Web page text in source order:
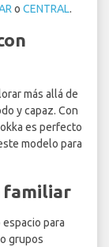
o CENTRAL.
más allá de
y capaz. Con
es perfecto
modelo para
familiar
para
grupos